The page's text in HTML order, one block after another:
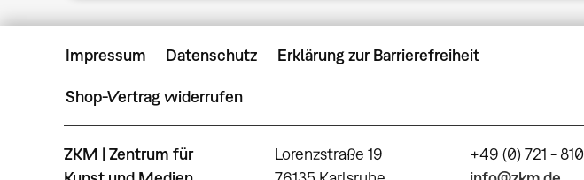
Impressum Datenschutz Erklärung zur Barrierefreiheit
Shop-Vertrag widerrufen
ZKM | Zentrum für
Lorenzstraße 19
+49 (0) 721 -